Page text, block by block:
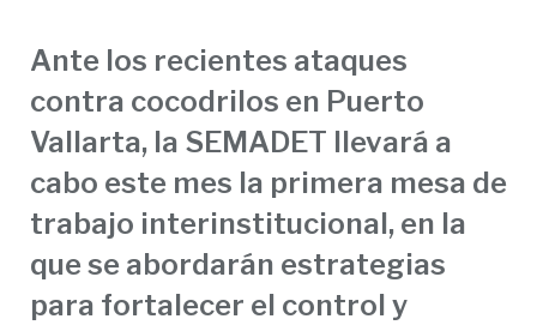
Ante los recientes ataques
contra cocodrilos en Puerto
Vallarta, la SEMADET llevará a
cabo este mes la primera mesa de
trabajo interinstitucional, en la
que se abordarán estrategias
para fortalecer el control y